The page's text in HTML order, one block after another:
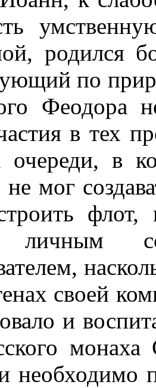
родился
по
Феодора
в тех
в
мог
личным
своей
и
необходимо